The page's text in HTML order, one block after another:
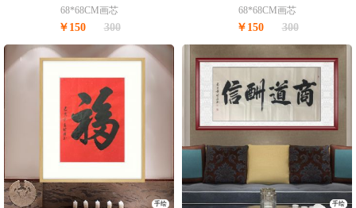
水墨画 书法作品
68*68CM画芯
￥150 300
手绘四尺斗方 书法作品 典雅红褐
实木框
68*68CM画芯
￥150 300
手绘 手绘